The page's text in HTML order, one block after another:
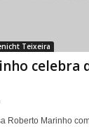
Teixeira
celebra
Roberto Marinho